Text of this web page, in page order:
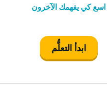
اسع كي يفهمك الآخرون
ابدأ التعلُّم